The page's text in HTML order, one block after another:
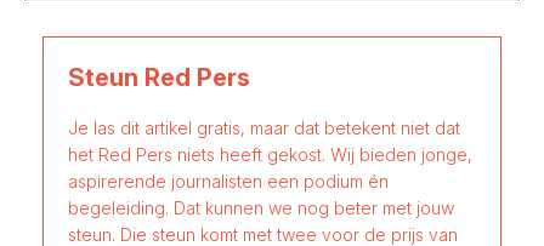
Steun Red Pers
Je las dit artikel gratis, maar dat betekent niet dat
het Red Pers niets heeft gekost. Wij bieden jonge,
aspirerende journalisten een podium én
begeleiding. Dat kunnen we nog beter met jouw
steun. Die steun komt met twee voor de prijs van